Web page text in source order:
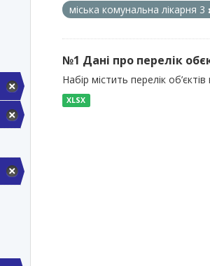
міська комунальна лікарня 3
№1 Дані про перелік
Набір містить перелік
XLSX